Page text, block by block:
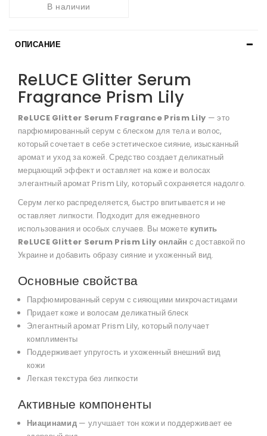
В наличии
ОПИСАНИЕ
ReLUCE Glitter Serum
Fragrance Prism Lily
ReLUCE Glitter Serum Fragrance Prism Lily — это
парфюмированный серум с блеском для тела и волос,
который сочетает в себе эстетическое сияние, изысканный
аромат и уход за кожей. Средство создает деликатный
мерцающий эффект и оставляет на коже и волосах
элегантный аромат Prism Lily, который сохраняется надолго.
Серум легко распределяется, быстро впитывается и не
оставляет липкости. Подходит для ежедневного
использования и особых случаев. Вы можете купить
ReLUCE Glitter Serum Prism Lily онлайн с доставкой по
Украине и добавить образу сияние и ухоженный вид.
Основные свойства
Парфюмированный серум с сияющими микрочастицами
Придает коже и волосам деликатный блеск
Элегантный аромат Prism Lily, который получает
комплименты
Поддерживает упругость и ухоженный внешний вид
кожи
Легкая текстура без липкости
Активные компоненты
Ниацинамид — улучшает тон кожи и поддерживает ее